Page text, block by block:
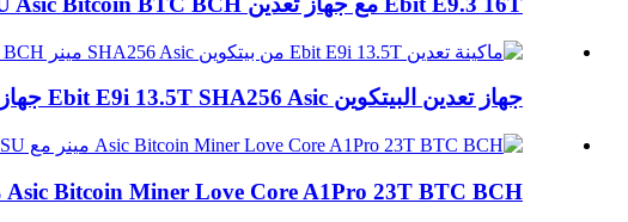
جهاز تعدين البيتكوين Ebit E9i 13.5T SHA256 Asic جهاز تعدين BTC ...
Asic Bitcoin Miner Love Core A1Pro 23T BTC BCH مينر...